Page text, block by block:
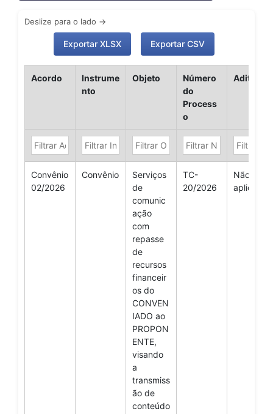
Exportar XLSX Exportar CSV
Acordo
Instrume
nto
Objeto
Número
do
Process
o
Aditivo
nto
do
Process
Convênio
02/2026
Convênio
Serviços
de
comunic
ação
com
repasse
de
recursos
financeir
os do
CONVEN
IADO ao
PROPON
ENTE,
visando
a
transmiss
ão de
conteúdo
TC-
20/2026
Não se
aplica